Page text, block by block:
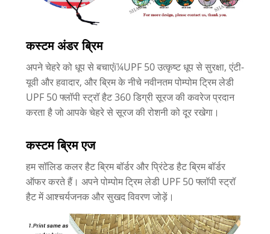
कस्टम अंडर ब्रिम
अपने चेहरे को धूप से बचाएंï¼UPF 50 उत्कृष्ट धूप से सुरक्षा, एंटी-
यूवी और हवादार, और ब्रिम के नीचे नवीनतम पोम्पोम ट्रिम लेडी
UPF 50 फ्लॉपी स्ट्रॉ हैट 360 डिग्री सूरज की कवरेज प्रदान
करता है जो आपके चेहरे से सूरज की रोशनी को दूर रखेगा।
कस्टम ब्रिम एज
हम सॉलिड कलर हैट ब्रिम बॉर्डर और प्रिंटेड हैट ब्रिम बॉर्डर
ऑफर करते हैं। अपने पोम्पोम ट्रिम लेडी UPF 50 फ्लॉपी स्ट्रॉ
हैट में आश्चर्यजनक और सुखद विवरण जोड़ें।